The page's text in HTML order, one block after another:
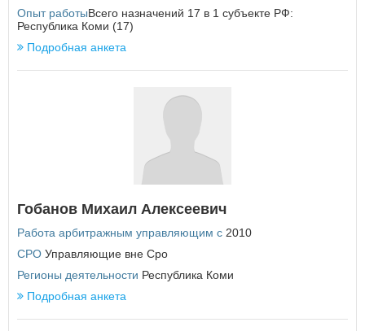
Пензенская область
Пермский край
Приморский край
Республика Башкортостан
Республика Бурятия
Республика Дагестан
Республика Калмыкия
Республика Карелия
Республика Крым
Республика Марий Эл
Республика Мордовия
Опыт работыВсего назначений 17 в 1 субъекте РФ:
Республика Коми (17)
Подробная анкета
Гобанов Михаил Алексеевич
Работа арбитражным управляющим с 2010
СРО Управляющие вне Сро
Регионы деятельности Республика Коми
Подробная анкета
ВОЙТИ
Не запоминать меня
Если вы АУ, тозарегистрируйтесь